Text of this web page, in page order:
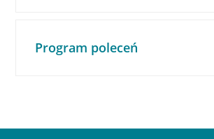
Program poleceń